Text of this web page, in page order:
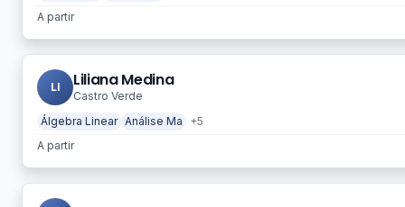
A partir
LI Liliana Medina
Castro Verde
Álgebra Linear Análise Ma
+5
A partir